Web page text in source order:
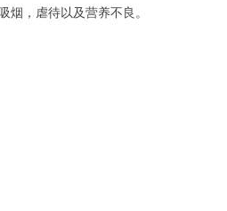
，虐待以及营养不良。